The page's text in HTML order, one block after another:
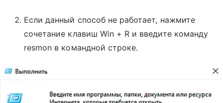
Если данный способ не работает, нажмите
сочетание клавиш Win + R и введите команду
resmon в командной строке.